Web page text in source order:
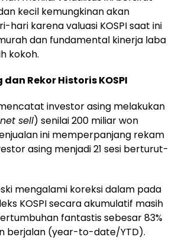
kecil kemungkinan akan
hari karena valuasi KOSPI saat ini
dan fundamental kinerja laba
kokoh.
Rekor Historis KOSPI
investor asing melakukan
net sell) senilai 200 miliar won
ini memperpanjang rekam
asing menjadi 21 sesi berturut-
mengalami koreksi dalam pada
KOSPI secara akumulatif masih
fantastis sebesar 83%
berjalan (year-to-date/YTD).